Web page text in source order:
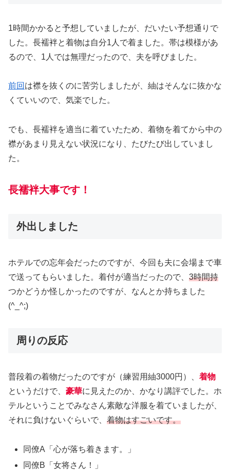
1時間かかると予想していましたが、だいたい予想通りで
した。長襦袢と着物は自分1人で着ました。帯は模様があ
るので、1人では無理だったので、夫を呼びました。
前回 は襟を抜くのに苦労しましたが、紬はそんなに抜かな
くていいので、気楽でした。
でも、長襦袢を適当に着ていたため、着物を着てから中の
襟があまり見えない状況になり、たびたび出していまし
た。
長襦袢大事です！
外出しました
ホテルでの忘年会だったのですが、今回も夫に会場まで車
で送ってもらいました。着付が適当だったので、 3時間持
つかどうか怪しかったのですが、なんとか持ちました
(^_^;)
周りの反応
普段着の着物だったのですが（練習用紬3000円）、 着物
というだけで、 豪華に見えたのか、かなり講評でした。ホ
テルということでみなさん素敵な洋服を着ていましたが、
それに負けないぐらいで、 着物はすごいです。
同僚A「心が落ち着きます。」
同僚B「女将さん！」